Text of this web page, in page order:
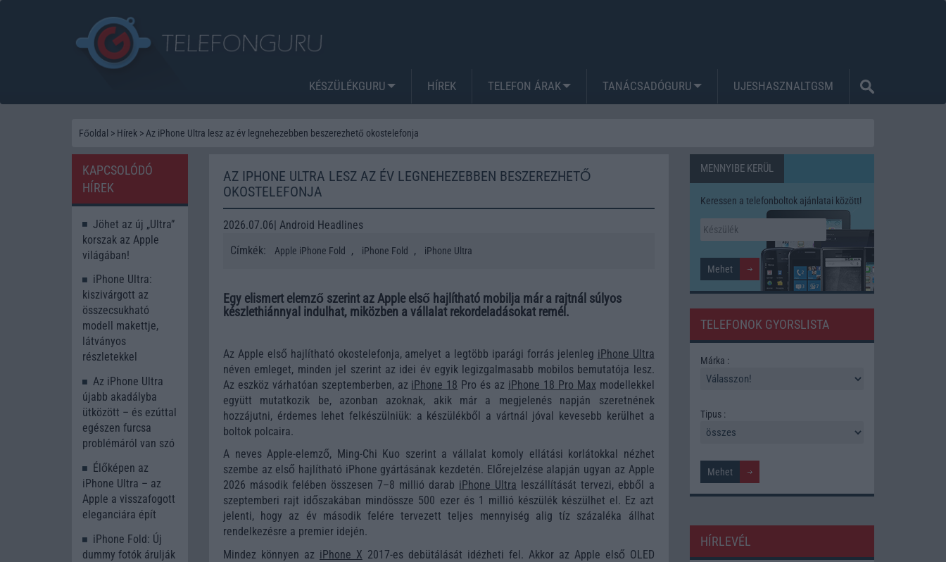
KÉSZÜLÉKGURU HÍREK TELEFON ÁRAK TANÁCSADÓGURU UJESHASZNALTGSM
Főoldal > Hírek > Az iPhone Ultra lesz az év legnehezebben beszerezhető okostelefonja
AZ IPHONE ULTRA LESZ AZ ÉV LEGNEHEZEBBEN BESZEREZHETŐ
OKOSTELEFONJA
2026.07.06| Android Headlines
Címkék:
Apple iPhone Fold , iPhone Fold , iPhone Ultra
Egy elismert elemző szerint az Apple első hajlítható mobilja már a rajtnál súlyos
készlethiánnyal indulhat, miközben a vállalat rekordeladásokat remél.
Az Apple első hajlítható okostelefonja, amelyet a legtöbb iparági forrás jelenleg iPhone Ultra
néven emleget, minden jel szerint az idei év egyik legizgalmasabb mobilos bemutatója lesz.
Az eszköz várhatóan szeptemberben, az iPhone 18 Pro és az iPhone 18 Pro Max modellekkel
együtt mutatkozik be, azonban azoknak, akik már a megjelenés napján szeretnének
hozzájutni, érdemes lehet felkészülniük: a készülékből a vártnál jóval kevesebb kerülhet a
boltok polcaira.
A neves Apple-elemző, Ming-Chi Kuo szerint a vállalat komoly ellátási korlátokkal nézhet
szembe az első hajlítható iPhone gyártásának kezdetén. Előrejelzése alapján ugyan az Apple
2026 második felében összesen 7–8 millió darab iPhone Ultra leszállítását tervezi, ebből a
szeptemberi rajt időszakában mindössze 500 ezer és 1 millió készülék készülhet el. Ez azt
jelenti, hogy az év második felére tervezett teljes mennyiség alig tíz százaléka állhat
rendelkezésre a premier idején.
Mindez könnyen az iPhone X 2017-es debütálását idézheti fel. Akkor az Apple első OLED
KAPCSOLÓDÓ
HÍREK
Jöhet az új „Ultra”
korszak az Apple
világában!
iPhone Ultra:
kiszivárgott az
összecsukható
modell makettje,
látványos
részletekkel
Az iPhone Ultra
újabb akadályba
ütközött – és ezúttal
egészen furcsa
problémáról van szó
Élőképen az
iPhone Ultra – az
Apple a visszafogott
eleganciára épít
iPhone Fold: Új
dummy fotók árulják
MENNYIBE KERÜL
Keressen a telefonboltok ajánlatai között!
TELEFONOK GYORSLISTA
Márka :
Tipus :
HÍRLEVÉL